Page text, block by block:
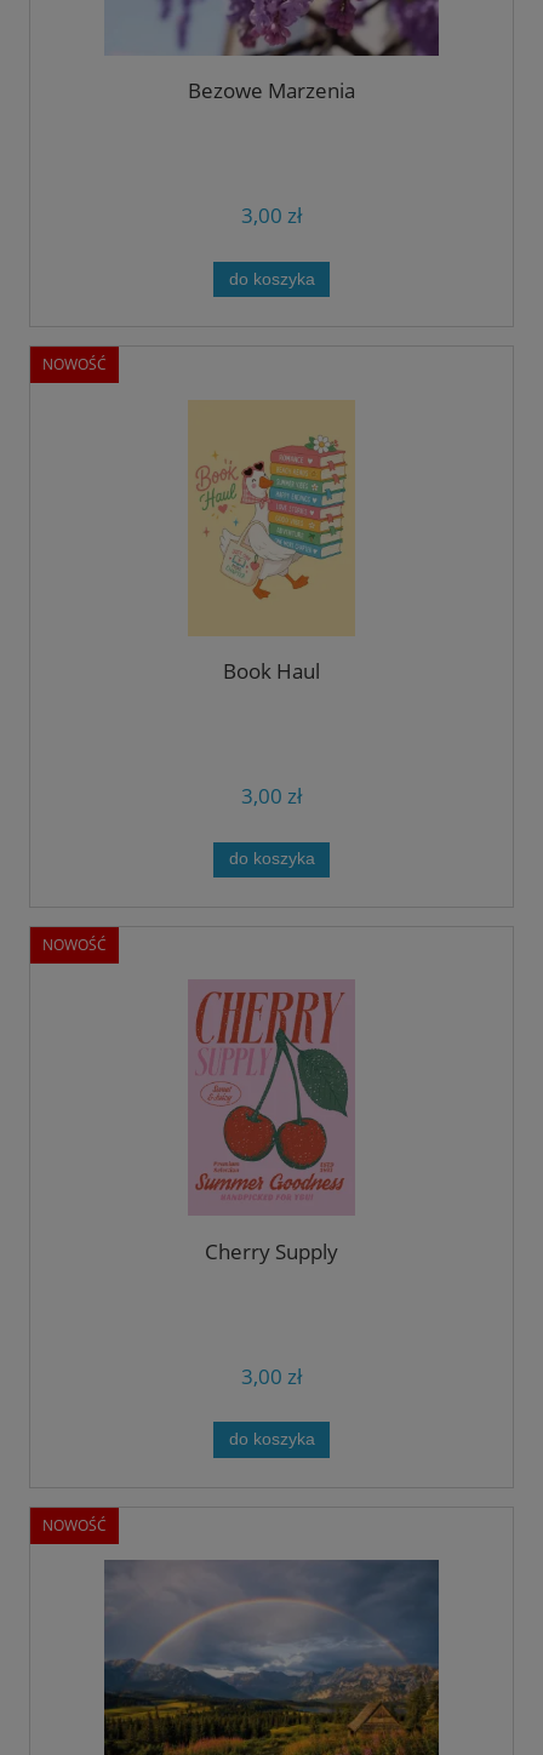
Bezowe Marzenia
3,00 zł
do koszyka
Book Haul
3,00 zł
do koszyka
NOWOŚĆ
Cherry Supply
3,00 zł
do koszyka
NOWOŚĆ
NOWOŚĆ